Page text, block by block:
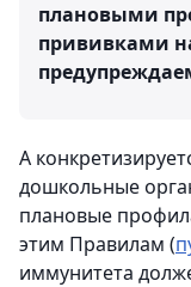
плановыми
прививками
А
дошкольные
плановые
этим Правилам (
иммунитета